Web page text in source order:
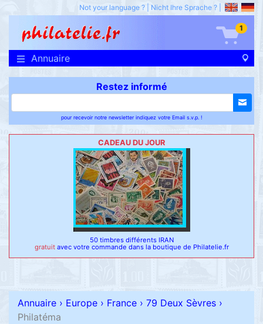
Not your language ? Nicht Ihre Sprache ?
1
Annuaire
Restez informé
pour recevoir notre newsletter indiquez votre Email s.v.p. !
CADEAU DU JOUR
50 timbres différents IRAN
gratuit avec votre commande dans la boutique de Philatelie.fr
Annuaire › Europe › France › 79 Deux Sèvres ›
Philatéma